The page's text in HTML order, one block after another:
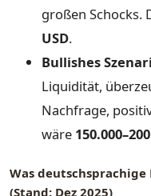
großen Schocks.
USD.
Bullishes
Liquidität,
Nachfrage,
wäre
Was
(Stand: Dez 2025)